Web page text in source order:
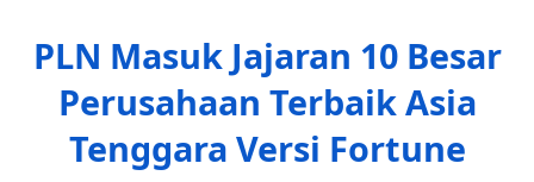
PLN Masuk Jajaran 10 Besar
Perusahaan Terbaik Asia
Tenggara Versi Fortune